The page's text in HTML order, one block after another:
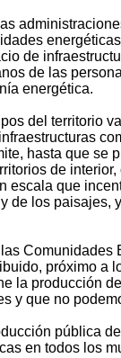
de
de las
energética.
del territorio
hasta que
de
escala que
de los paisajes,
próximo a
la producción
y que no
pública
en todos los